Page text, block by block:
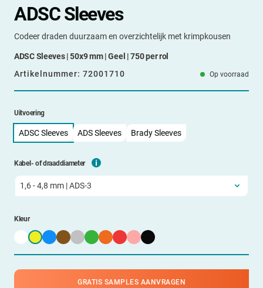
ADSC Sleeves
Codeer draden duurzaam en overzichtelijk met krimpkousen
ADSC Sleeves | 50x9 mm | Geel | 750 per rol
Artikelnummer: 72001710 Op voorraad
Uitvoering
ADSC Sleeves ADS Sleeves Brady Sleeves
Kabel- of draaddiameter
Kleur
GRATIS SAMPLES AANVRAGEN